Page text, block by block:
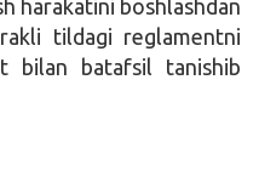
harakatini boshlashdan
tildagi reglamentni
bilan batafsil tanishib